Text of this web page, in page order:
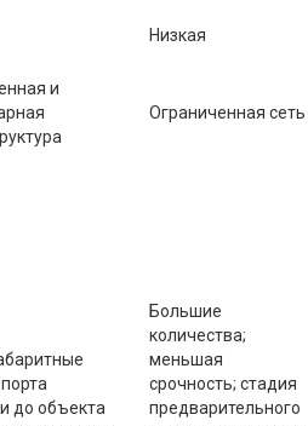
Низкая
и
Ограниченная сеть
до объекта
Большие
количества;
меньшая
срочность; стадия
предварительного